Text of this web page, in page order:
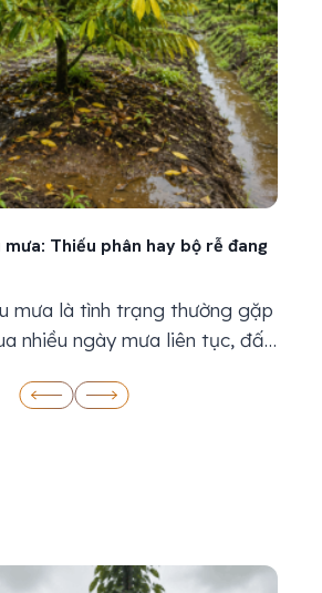
Thiếu phân hay bộ rễ đang
mưa là tình trạng thường gặp
nhiều ngày mưa liên tục, đất
nhiều bà con thường nghĩ cây